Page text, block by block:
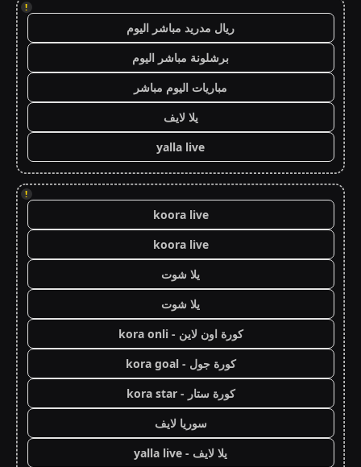
!
ريال مدريد مباشر اليوم
برشلونة مباشر اليوم
مباريات اليوم مباشر
يلا لايف
yalla live
!
koora live
koora live
يلا شوت
يلا شوت
كورة اون لاين - kora onli
كورة جول - kora goal
كورة ستار - kora star
سوريا لايف
يلا لايف - yalla live